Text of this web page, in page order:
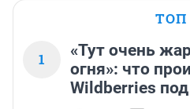
ТОП
1
«Тут очень
огня»: что
Wildberries